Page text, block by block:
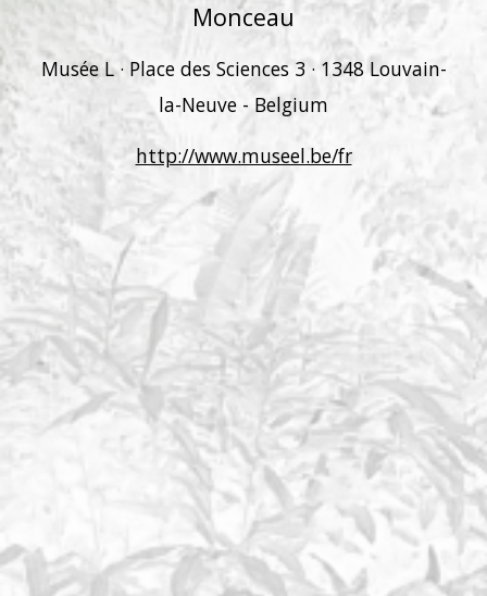
Monceau
Musée L · Place des Sciences 3 · 1348 Louvain-
la-Neuve - Belgium
http://www.museel.be/fr